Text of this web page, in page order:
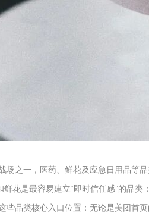
场之一，医药、鲜花及应急日用品等
鲜花是最容易建立“即时信任感”的品
些品类核心入口位置：无论是美团首